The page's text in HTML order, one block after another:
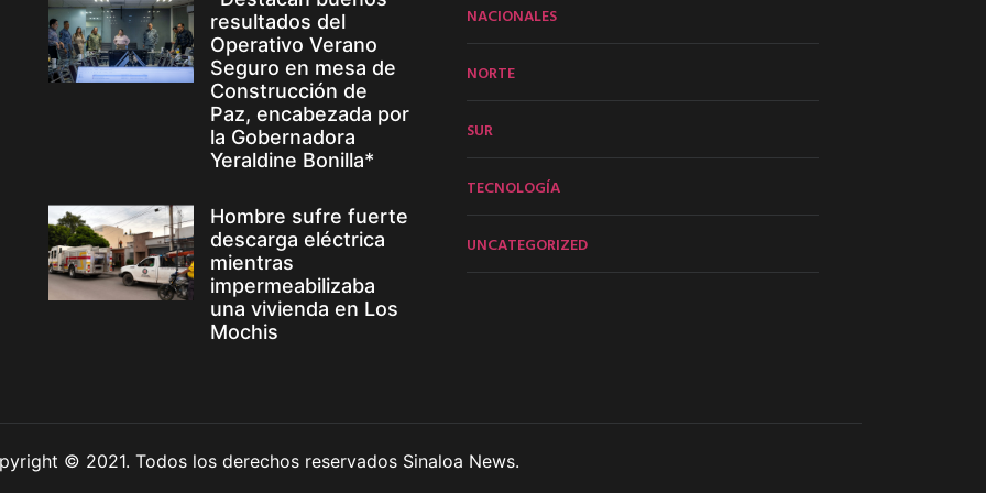
resultados del
Operativo Verano
Seguro en mesa de
Construcción de
Paz, encabezada por
la Gobernadora
Yeraldine Bonilla*
Hombre sufre fuerte
descarga eléctrica
mientras
impermeabilizaba
una vivienda en Los
Mochis
NACIONALES
NORTE
SUR
TECNOLOGÍA
UNCATEGORIZED
© 2021. Todos los derechos reservados Sinaloa News.